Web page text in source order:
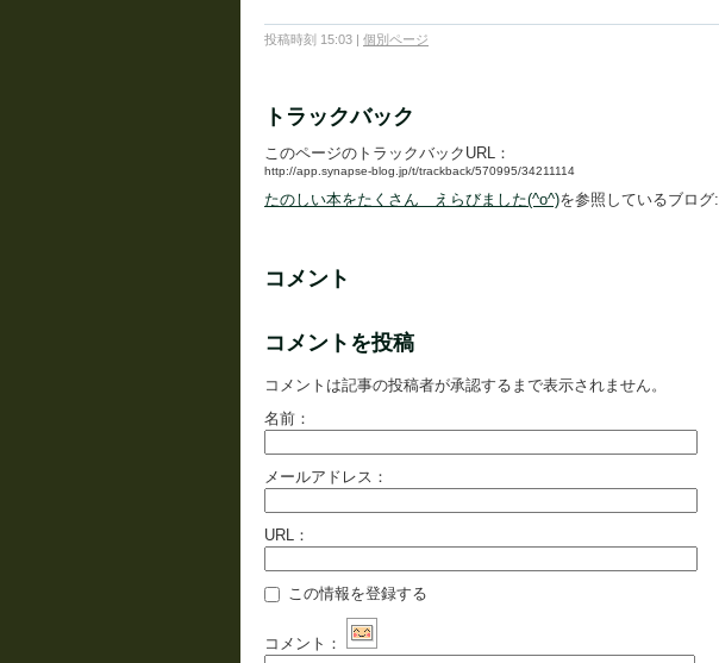
投稿時刻 15:03 | 個別ページ
トラックバック
このページのトラックバックURL：
http://app.synapse-blog.jp/t/trackback/570995/34211114
たのしい本をたくさん えらびました(^o^)を参照しているブログ:
コメント
コメントを投稿
コメントは記事の投稿者が承認するまで表示されません。
名前：
メールアドレス：
URL：
この情報を登録する
コメント：